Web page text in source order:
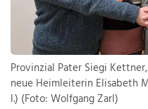
Provinzial Pater Siegi
neue Heimleiterin Elisabeth
l.) (Foto: Wolfgang Zarl)